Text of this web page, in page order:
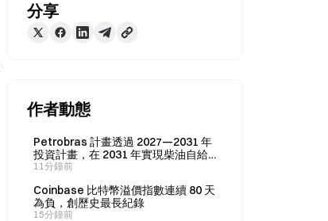
分享
作者動態
Petrobras 計畫透過 2027—2031 年
投資計畫，在 2031 年實現柴油自給
自足。
11分鐘前
Coinbase 比特幣溢價指數連續 80 天
為負，創歷史最長紀錄
15分鐘前